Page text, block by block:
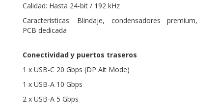
Calidad: Hasta 24-bit / 192 kHz
Características: Blindaje, condensadores premium,
PCB dedicada
Conectividad y puertos traseros
1 x USB-C 20 Gbps (DP Alt Mode)
1 x USB-A 10 Gbps
2 x USB-A 5 Gbps